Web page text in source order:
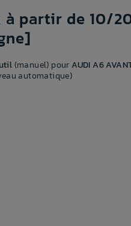
partir de 10/
(manuel) pourAUDI A6
automatique)